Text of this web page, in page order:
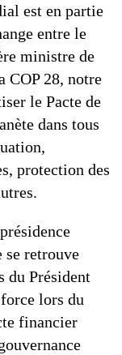
est en partie
entre le
ministre de
COP 28, notre
le Pacte de
dans tous
protection des
se retrouve
du Président
lors du
financier